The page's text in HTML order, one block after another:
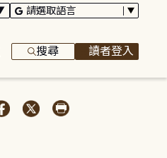
搜尋 讀者登入